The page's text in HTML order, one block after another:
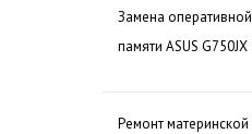
Замена оперативной
памяти ASUS G750JX
Ремонт материнской